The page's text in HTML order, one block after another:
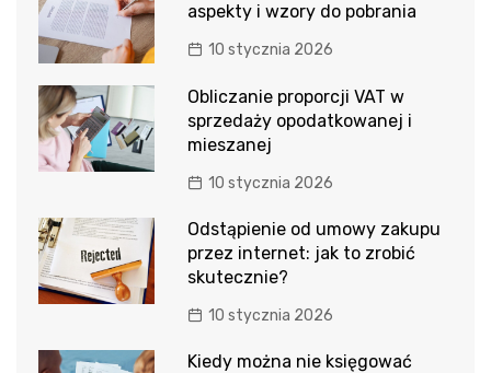
aspekty i wzory do pobrania
10 stycznia 2026
Obliczanie proporcji VAT w
sprzedaży opodatkowanej i
mieszanej
10 stycznia 2026
Odstąpienie od umowy zakupu
przez internet: jak to zrobić
skutecznie?
10 stycznia 2026
Kiedy można nie księgować